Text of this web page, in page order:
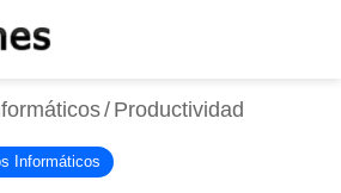
/ Productividad
Informáticos